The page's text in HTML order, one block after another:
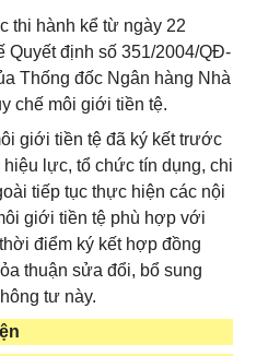
thi hành kể từ ngày 22
Quyết định số 351/2004/QĐ-
Thống đốc Ngân hàng Nhà
chế môi giới tiền tệ.
giới tiền tệ đã ký kết trước
lực, tổ chức tín dụng, chi
tiếp tục thực hiện các nội
giới tiền tệ phù hợp với
điểm ký kết hợp đồng
thuận sửa đổi, bổ sung
tư này.